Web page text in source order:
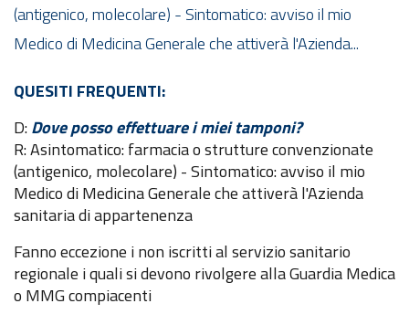
(antigenico, molecolare) - Sintomatico: avviso il mio
Medico di Medicina Generale che attiverà l'Azienda...
QUESITI FREQUENTI:
D:Dove posso effettuare i miei tamponi?
R: Asintomatico: farmacia o strutture convenzionate
(antigenico, molecolare) - Sintomatico: avviso il mio
Medico di Medicina Generale che attiverà l'Azienda
sanitaria di appartenenza
Fanno eccezione i non iscritti al servizio sanitario
regionale i quali si devono rivolgere alla Guardia Medica
o MMG compiacenti